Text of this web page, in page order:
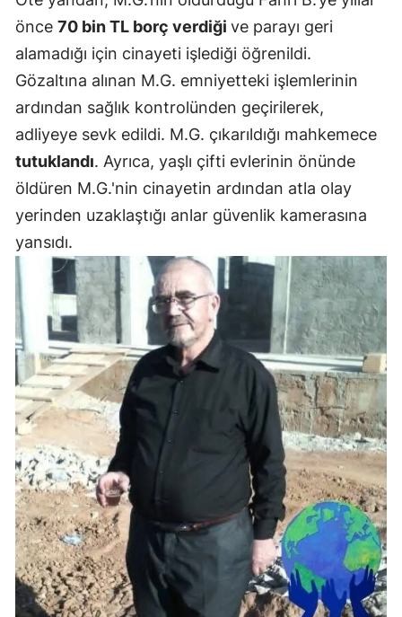
Samsun
Sivas
Tokat
Tunceli
Şanlıurfa
Uşak
Van
Yozgat
Zonguldak
Aksaray
Bayburt
Karaman
önce 70 bin TL borç verdiği ve parayı geri
alamadığı için cinayeti işlediği öğrenildi.
Gözaltına alınan M.G. emniyetteki işlemlerinin
ardından sağlık kontrolünden geçirilerek,
adliyeye sevk edildi. M.G. çıkarıldığı mahkemece
tutuklandı. Ayrıca, yaşlı çifti evlerinin önünde
öldüren M.G.'nin cinayetin ardından atla olay
yerinden uzaklaştığı anlar güvenlik kamerasına
yansıdı.